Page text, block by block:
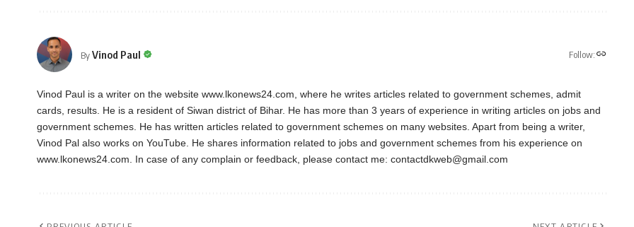
ByVinod Paul Follow:
Vinod Paul is a writer on the website www.lkonews24.com, where he writes articles related to government schemes, admit
cards, results. He is a resident of Siwan district of Bihar. He has more than 3 years of experience in writing articles on jobs and
government schemes. He has written articles related to government schemes on many websites. Apart from being a writer,
Vinod Pal also works on YouTube. He shares information related to jobs and government schemes from his experience on
www.lkonews24.com. In case of any complain or feedback, please contact me: contactdkweb@gmail.com